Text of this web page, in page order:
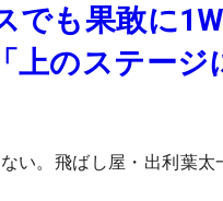
でも果敢に
上のステージ
い。飛ばし屋・出利葉太